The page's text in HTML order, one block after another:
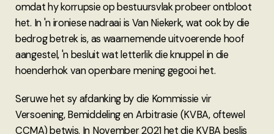
omdat hy korrupsie op bestuursvlak probeer ontbloot
het. In 'n ironiese nadraai is Van Niekerk, wat ook by die
bedrog betrek is, as waarnemende uitvoerende hoof
aangestel, 'n besluit wat letterlik die knuppel in die
hoenderhok van openbare mening gegooi het.
Seruwe het sy afdanking by die Kommissie vir
Versoening, Bemiddeling en Arbitrasie (KVBA, oftewel
CCMA) betwis. In November 2021 het die KVBA beslis